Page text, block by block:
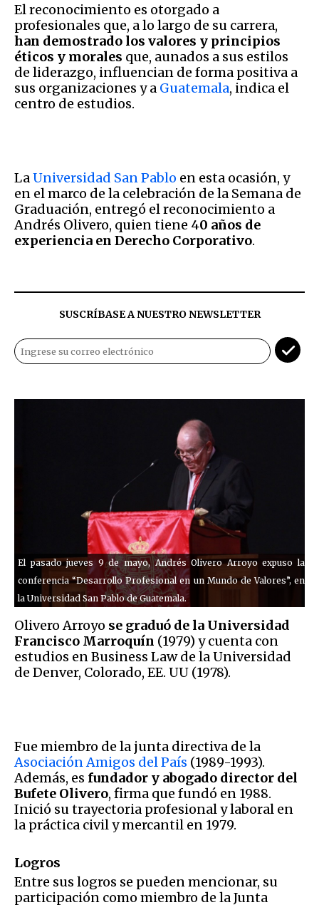
El reconocimiento es otorgado a
profesionales que, a lo largo de su carrera,
han demostrado los valores y principios
éticos y morales que, aunados a sus estilos
de liderazgo, influencian de forma positiva a
sus organizaciones y a Guatemala, indica el
centro de estudios.
LaUniversidad San Pablo en esta ocasión, y
en el marco de la celebración de la Semana de
Graduación, entregó el reconocimiento a
Andrés Olivero, quien tiene 40 años de
experiencia en Derecho Corporativo.
SUSCRÍBASE A NUESTRO NEWSLETTER
El pasado jueves 9 de mayo, Andrés Olivero Arroyo expuso la
conferencia “Desarrollo Profesional en un Mundo de Valores”, en
la Universidad San Pablo de Guatemala.
Olivero Arroyo se graduó de la Universidad
Francisco Marroquín (1979) y cuenta con
estudios en Business Law de la Universidad
de Denver, Colorado, EE. UU (1978).
Fue miembro de la junta directiva de la
Asociación Amigos del País (1989-1993).
Además, es fundador y abogado director del
Bufete Olivero, firma que fundó en 1988.
Inició su trayectoria profesional y laboral en
la práctica civil y mercantil en 1979.
Logros
Entre sus logros se pueden mencionar, su
participación como miembro de la Junta